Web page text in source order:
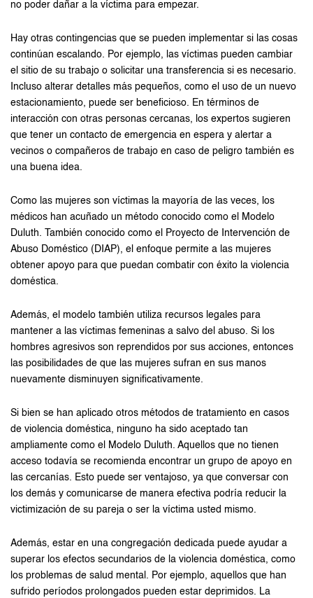
no poder dañar a la víctima para empezar.
Hay otras contingencias que se pueden implementar si las cosas
continúan escalando. Por ejemplo, las víctimas pueden cambiar
el sitio de su trabajo o solicitar una transferencia si es necesario.
Incluso alterar detalles más pequeños, como el uso de un nuevo
estacionamiento, puede ser beneficioso. En términos de
interacción con otras personas cercanas, los expertos sugieren
que tener un contacto de emergencia en espera y alertar a
vecinos o compañeros de trabajo en caso de peligro también es
una buena idea.
Como las mujeres son víctimas la mayoría de las veces, los
médicos han acuñado un método conocido como el Modelo
Duluth. También conocido como el Proyecto de Intervención de
Abuso Doméstico (DIAP), el enfoque permite a las mujeres
obtener apoyo para que puedan combatir con éxito la violencia
doméstica.
Además, el modelo también utiliza recursos legales para
mantener a las víctimas femeninas a salvo del abuso. Si los
hombres agresivos son reprendidos por sus acciones, entonces
las posibilidades de que las mujeres sufran en sus manos
nuevamente disminuyen significativamente.
Si bien se han aplicado otros métodos de tratamiento en casos
de violencia doméstica, ninguno ha sido aceptado tan
ampliamente como el Modelo Duluth. Aquellos que no tienen
acceso todavía se recomienda encontrar un grupo de apoyo en
las cercanías. Esto puede ser ventajoso, ya que conversar con
los demás y comunicarse de manera efectiva podría reducir la
victimización de su pareja o ser la víctima usted mismo.
Además, estar en una congregación dedicada puede ayudar a
superar los efectos secundarios de la violencia doméstica, como
los problemas de salud mental. Por ejemplo, aquellos que han
sufrido períodos prolongados pueden estar deprimidos. La